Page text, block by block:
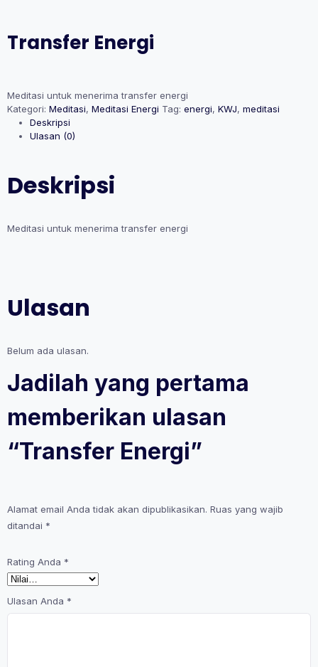
Transfer Energi
Meditasi untuk menerima transfer energi
Kategori: Meditasi, Meditasi Energi Tag: energi, KWJ, meditasi
Deskripsi
Ulasan (0)
Deskripsi
Meditasi untuk menerima transfer energi
Ulasan
Belum ada ulasan.
Jadilah yang pertama
memberikan ulasan
“Transfer Energi”
Alamat email Anda tidak akan dipublikasikan. Ruas yang wajib
ditandai *
Rating Anda *
Ulasan Anda *